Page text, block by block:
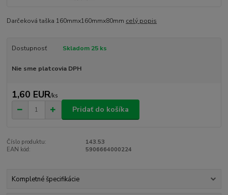
Darčeková taška 160mmx160mmx80mm celý popis
Dostupnosť Skladom 25 ks
Nie sme platcovia DPH
1,60 EUR/ks
Pridať do košíka
Číslo produktu:
143.53
EAN kód:
5906664000224
Kompletné špecifikácie